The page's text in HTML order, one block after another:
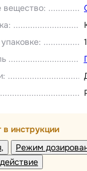
вещество:
:
:
1
:
инструкции
Режим